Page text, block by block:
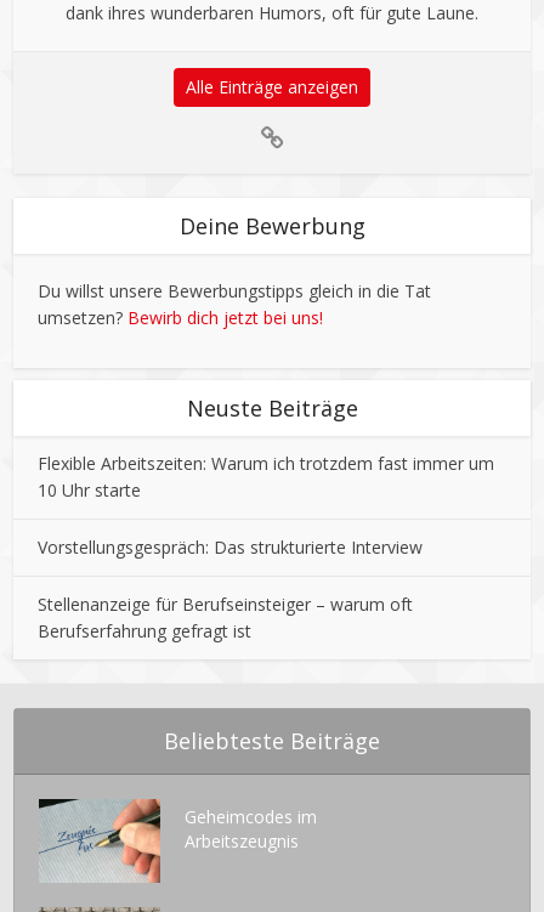
dank ihres wunderbaren Humors, oft für gute Laune.
Alle Einträge anzeigen
Deine Bewerbung
Du willst unsere Bewerbungstipps gleich in die Tat
umsetzen? Bewirb dich jetzt bei uns!
Neuste Beiträge
Flexible Arbeitszeiten: Warum ich trotzdem fast immer um
10 Uhr starte
Vorstellungsgespräch: Das strukturierte Interview
Stellenanzeige für Berufseinsteiger – warum oft
Berufserfahrung gefragt ist
Beliebteste Beiträge
Geheimcodes im
Arbeitszeugnis